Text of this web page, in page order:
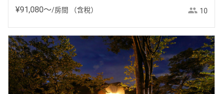
¥91,080〜/房間 （含稅） 10